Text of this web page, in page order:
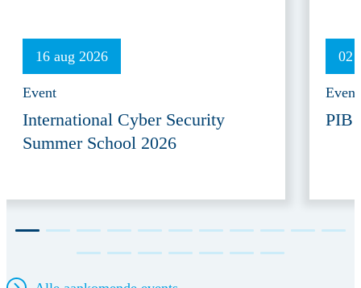
16 aug 2026
Event
International Cyber Security
Summer School 2026
02
Event
PIB